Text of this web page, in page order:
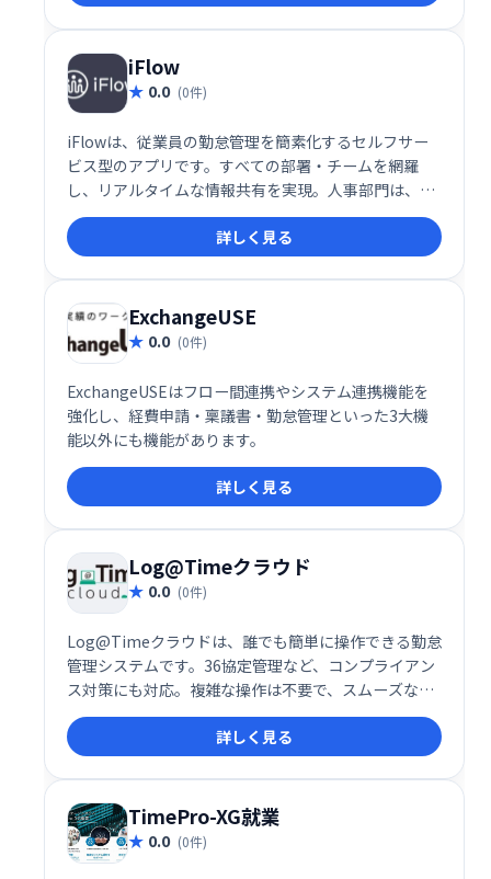
iFlow
0.0 (0件)
iFlowは、従業員の勤怠管理を簡素化するセルフサー
ビス型のアプリです。すべての部署・チームを網羅
し、リアルタイムな情報共有を実現。人事部門は、よ
り戦略的な業務に集中できるようになり、企業全体の
生産性向上に貢献します。詳しく見る
ExchangeUSE
0.0 (0件)
ExchangeUSEはフロー間連携やシステム連携機能を
強化し、経費申請・稟議書・勤怠管理といった3大機
能以外にも機能があります。
詳しく見る
Log@Timeクラウド
0.0 (0件)
Log@Timeクラウドは、誰でも簡単に操作できる勤怠
管理システムです。36協定管理など、コンプライアン
ス対策にも対応。複雑な操作は不要で、スムーズな勤
怠管理を実現し、業務効率の向上に貢献します。
詳しく見る
TimePro-XG就業
0.0 (0件)